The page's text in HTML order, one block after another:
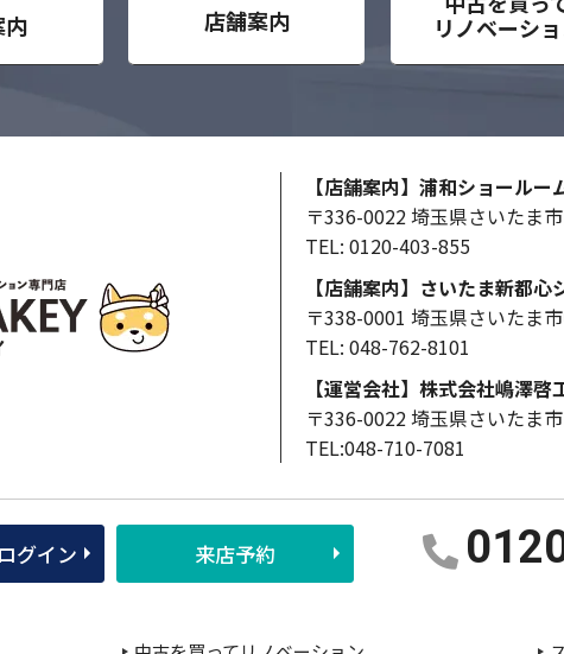
内 店舗案内
リノベーシ
【店舗案内】浦和ショールー
〒336-0022 埼玉県さいたま
TEL: 0120-403-855
【店舗案内】さいたま新都心
〒338-0001 埼玉県さいたま
TEL: 048-762-8101
【運営会社】株式会社嶋澤啓
〒336-0022 埼玉県さいたま
TEL:048-710-7081
グイン 来店予約